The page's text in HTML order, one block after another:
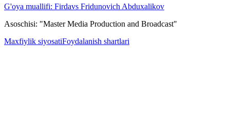
G'oya muallifi: Firdavs Fridunovich Abduxalikov
Asoschisi: "Master Media Production and Broadcast"
Maxfiylik siyosatiFoydalanish shartlari